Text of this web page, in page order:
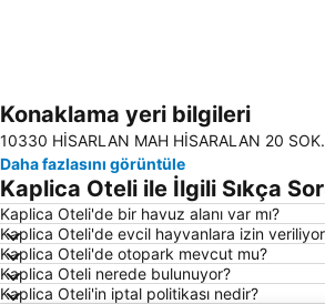
Konaklama yeri bilgileri
10330 HİSARLAN MAH HİSARALAN 20
Daha fazlasını görüntüle
Kaplica Oteli ile İlgili Sıkça
Kaplica Oteli'de bir havuz alanı var mı?
Kaplica Oteli'de evcil hayvanlara izin
Kaplica Oteli'de otopark mevcut mu?
Kaplica Oteli nerede bulunuyor?
Kaplica Oteli'in iptal politikası nedir?